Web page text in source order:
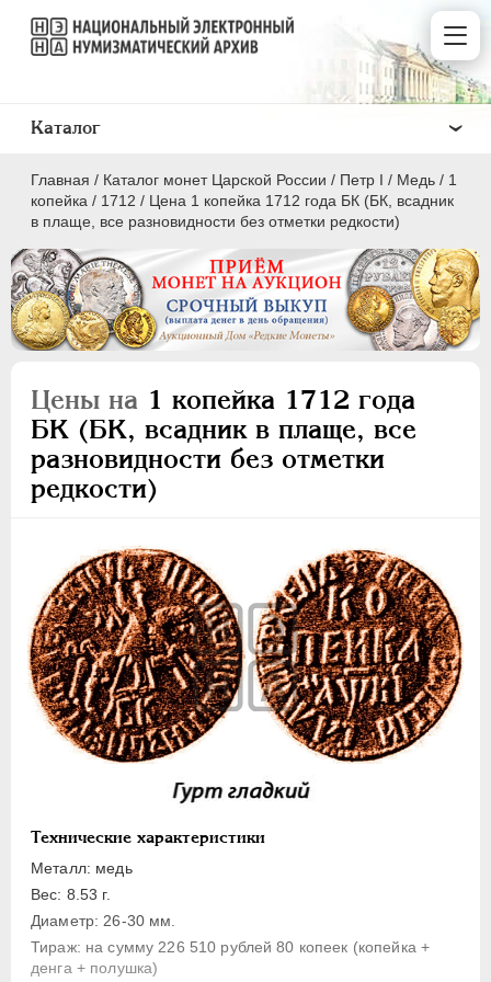
Главная / Каталог монет Царской России / Пeтр I / Медь / 1
копейка / 1712 / Цена 1 копейка 1712 года БК (БК, всадник
в плаще, все разновидности без отметки редкости)
Цены на 1 копейка 1712 года
БК (БК, всадник в плаще, все
разновидности без отметки
редкости)
Технические характеристики
Металл: медь
Вес: 8.53 г.
Диаметр: 26-30 мм.
Тираж: на сумму 226 510 рублей 80 копеек (копейка +
денга + полушка)
Каталог
ПEТР I 1699 - 1725
Серебро
Медь
5 копеек
1 копейка
Полушка
Полполушки
Пробные
Для Речи Посполитой
Монетовидные жетоны
ЕКАТЕРИНА I 1725-1727
1727-1729
АННА ИОАННОВНА 1730-1740
ИОАНН АНТОНОВИЧ
ЕЛИЗАВЕТА
ПЕТР III 1762-1762
ЕКАТЕРИНА II 1762-1796
ПАВЕЛ I 1796-1801